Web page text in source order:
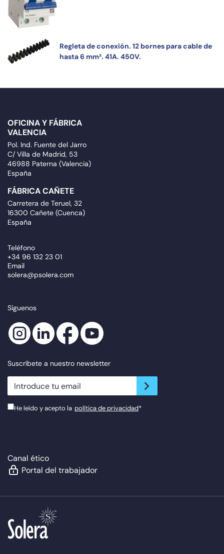
Regleta de conexión. 12 bornes para cable de
hasta 6 mm². 41A. 450V.
OFICINA Y FÁBRICA
VALENCIA
Pol. Ind. Fuente del Jarro
C/ Villa de Madrid, 53
46988 Paterna (Valencia)
España
FÁBRICA CAÑETE
Carretera de Teruel, 32
16300 Cañete (Cuenca)
España
Teléfono
+34 96 132 23 01
Email
solera@psolera.com
Síguenos
Suscríbete a nuestro newsletter
newsletter.suscribe
He leído y acepto la política de privacidad*
Canal ético
Portal del trabajador